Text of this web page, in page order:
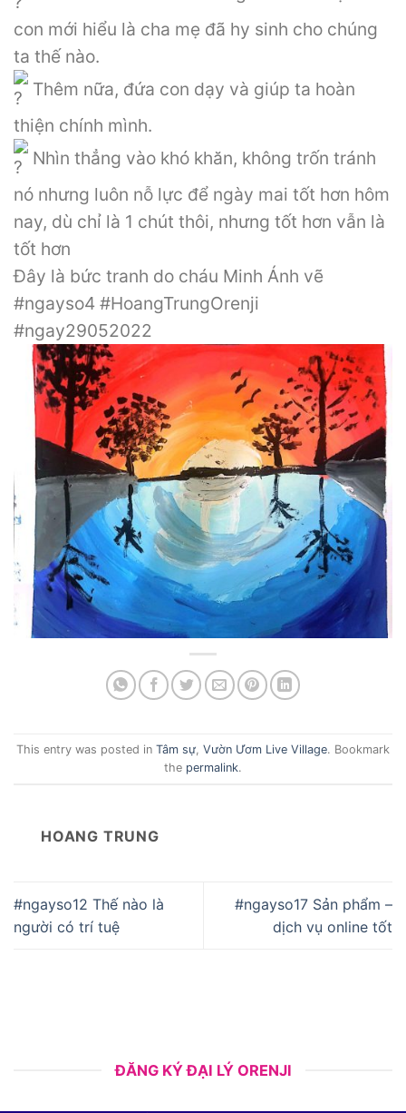
con mới hiểu là cha mẹ đã hy sinh cho chúng
ta thế nào.
Thêm nữa, đứa con dạy và giúp ta hoàn
thiện chính mình.
Nhìn thẳng vào khó khăn, không trốn tránh
nó nhưng luôn nỗ lực để ngày mai tốt hơn hôm
nay, dù chỉ là 1 chút thôi, nhưng tốt hơn vẫn là
tốt hơn
Đây là bức tranh do cháu Minh Ánh vẽ
#ngayso4 #HoangTrungOrenji
#ngay29052022
This entry was posted in Tâm sự Vườn Ươm Live Village. Bookmark
the permalink.
HOANG TRUNG
#ngayso12 Thế nào là
người có trí tuệ
#ngayso17 Sản phẩm –
dịch vụ online tốt
ĐĂNG KÝ ĐẠI LÝ ORENJI